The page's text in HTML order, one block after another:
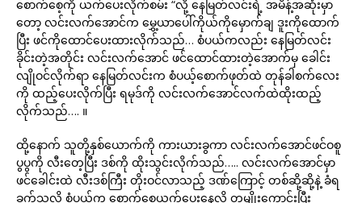
စောက်စေ့ကို ယက်ပေးလိုက်စမ်း “လို့ နေမြတ်လင်းရဲ့ အမိန့်အဆုံးမှာ
တော့ လင်းလက်အောင်က မွှေ့ယာပေါ်ကိုယ်ကိုမှောက်ချ ဒူးကိုထောက်
ပြီး ဖင်ကိုထောင်ပေးထားလိုက်သည်… စံပယ်ကလည်း နေမြတ်လင်း
ခိုင်းတဲ့အတိုင်း လင်းလက်အောင် ဖင်ထောင်ထားတဲ့အောက်မှ ခေါင်း
လျိုဝင်လိုက်ရာ နေမြတ်လင်းက စံပယ့်စောက်ဖုတ်ထဲ တုန်ခါစက်လေး
ကို ထည့်ပေးလိုက်ပြီး ရမုဒ်ကို လင်းလက်အောင်လက်ထဲထိုးထည့်
လိုက်သည်…. ။
ထို့နောက် သူတို့နှစ်ယောက်ကို ကားယားခွကာ လင်းလက်အောင်ဖင်ဝစူ
ပွပွကို လီးတေ့ပြီး ဒစ်ကို ထိုးသွင်းလိုက်သည်….. လင်းလက်အောင်မှာ
ဖင်ခေါင်းထဲ လီးဒစ်ကြီး တိုးဝင်လာသည့် ဒဏ်ကြောင့် တစ်ဆို့ဆို့နဲ့ ခံရ
ခက်သလို စံပယ်က စောက်စေ့ယက်ပေးနေလို့ တမျိုးကောင်းပြီး